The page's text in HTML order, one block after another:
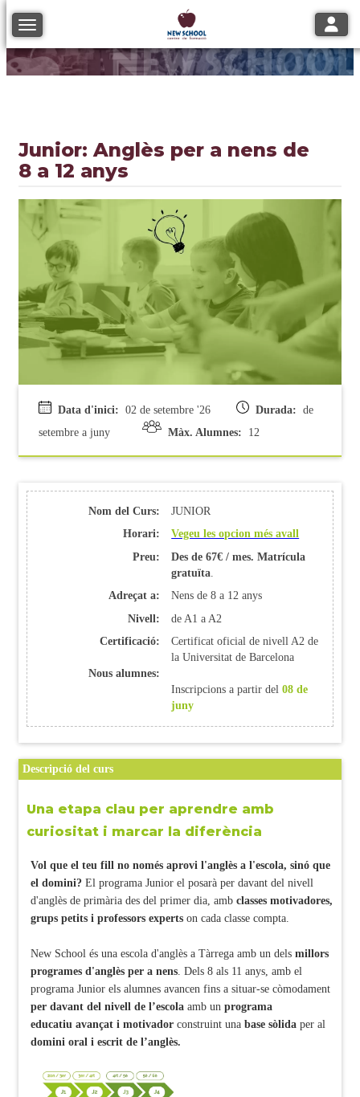
Toggle navigation
Junior: Anglès per a nens de
8 a 12 anys
Data d'inici: 02 de setembre '26 Durada: de
setembre a juny
Màx. Alumnes: 12
Nom del Curs:
JUNIOR
Horari:
Vegeu les opcion més avall
Preu:
Des de 67€ / mes. Matrícula
gratuïta
Adreçat a:
Nens de 8 a 12 anys
Nivell:
de A1 a A2
Certificació:
Nous alumnes:
Certificat oficial de nivell A2 de
la Universitat de Barcelona
Inscripcions a partir del08 de
juny
Descripció del curs
Una etapa clau per aprendre amb
curiositat i marcar la diferència
Vol que el teu fill no només aprovi l'anglès a l'escola, sinó que
el domini? El programa Junior el posarà per davant del nivell
d'anglès de primària des del primer dia, amb classes motivadores,
grups petits i professors experts on cada classe compta.
New School és una escola d'anglès a Tàrrega amb un dels millors
programes d'anglès per a nens. Dels 8 als 11 anys, amb el
programa Junior els alumnes avancen fins a situar-se còmodament
per davant del nivell de l’escola amb un programa
educatiu avançat i motivador construint una base sòlida per al
domini oral i escrit de l’anglès.